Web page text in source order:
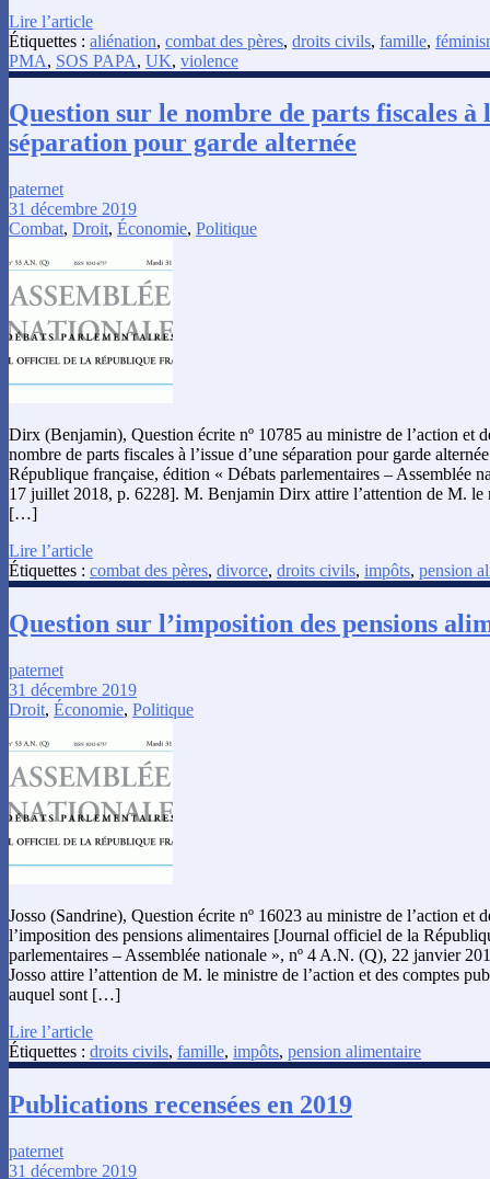
Lire l’article
Étiquettes : aliénation, combat des pères, droits civils, famille,
PMA, SOS PAPA, UK, violence
Question sur le nombre de parts fiscales à
séparation pour garde alternée
paternet
31 décembre 2019
Combat, Droit, Économie, Politique
Dirx (Benjamin), Question écrite nº 10785 au ministre de l’action et
nombre de parts fiscales à l’issue d’une séparation pour garde
République française, édition « Débats parlementaires – Assemblée
17 juillet 2018, p. 6228]. M. Benjamin Dirx attire l’attention de M. le
[…]
Lire l’article
Étiquettes : combat des pères, divorce, droits civils, impôts, pension
Question sur l’imposition des pensions
paternet
31 décembre 2019
Droit, Économie, Politique
Josso (Sandrine), Question écrite nº 16023 au ministre de l’action et
l’imposition des pensions alimentaires [Journal officiel de la
parlementaires – Assemblée nationale », nº 4 A.N. (Q), 22 janvier
Josso attire l’attention de M. le ministre de l’action et des comptes
auquel sont […]
Lire l’article
Étiquettes : droits civils, famille, impôts, pension alimentaire
Publications recensées en 2019
paternet
31 décembre 2019